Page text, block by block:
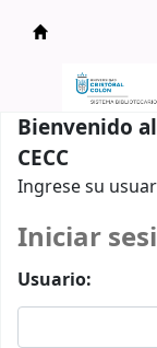
Catálogo
Bienvenido
CECC
Ingrese su
Iniciar
Usuario: